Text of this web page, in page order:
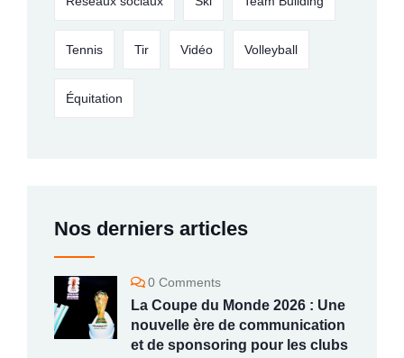
Tennis Tir Vidéo Volleyball
Équitation
Nos derniers articles
0 Comments
La Coupe du Monde 2026 : Une
nouvelle ère de communication
et de sponsoring pour les clubs